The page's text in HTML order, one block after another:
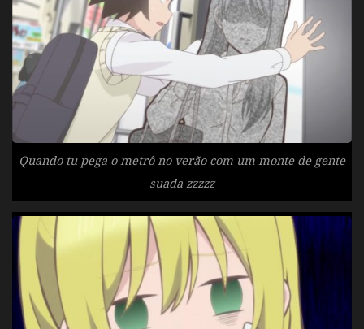
Quando tu pega o metrô no verão com um monte de gente
suada zzzzz